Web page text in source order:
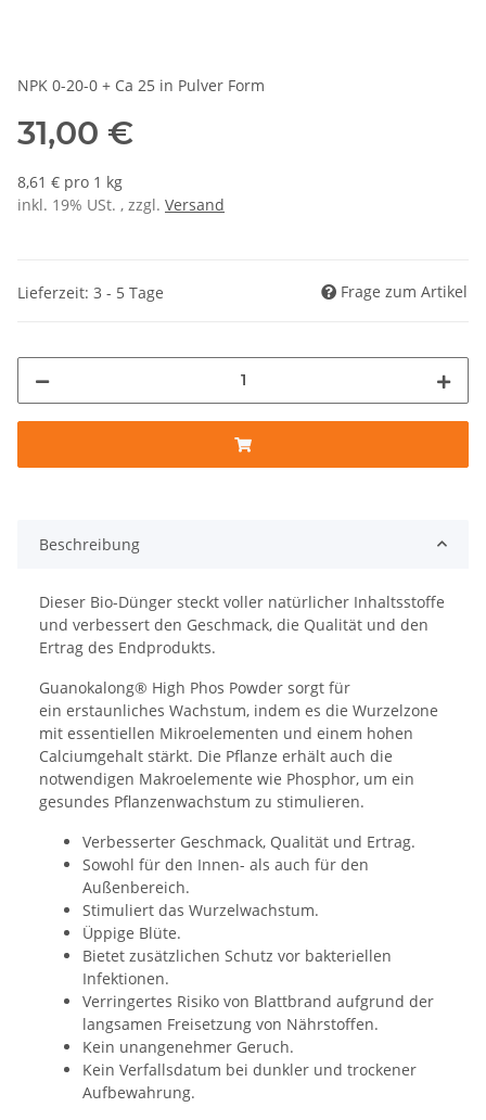
NPK 0-20-0 + Ca 25 in Pulver Form
31,00 €
8,61 € pro 1 kg
inkl. 19% USt. , zzgl. Versand
Lieferzeit: 3 - 5 Tage Frage zum Artikel
Beschreibung
Dieser Bio-Dünger steckt voller natürlicher Inhaltsstoffe
und verbessert den Geschmack, die Qualität und den
Ertrag des Endprodukts.
Guanokalong® High Phos Powder sorgt für
ein erstaunliches Wachstum, indem es die Wurzelzone
mit essentiellen Mikroelementen und einem hohen
Calciumgehalt stärkt. Die Pflanze erhält auch die
notwendigen Makroelemente wie Phosphor, um ein
gesundes Pflanzenwachstum zu stimulieren.
Verbesserter Geschmack, Qualität und Ertrag.
Sowohl für den Innen- als auch für den
Außenbereich.
Stimuliert das Wurzelwachstum.
Üppige Blüte.
Bietet zusätzlichen Schutz vor bakteriellen
Infektionen.
Verringertes Risiko von Blattbrand aufgrund der
langsamen Freisetzung von Nährstoffen.
Kein unangenehmer Geruch.
Kein Verfallsdatum bei dunkler und trockener
Aufbewahrung.